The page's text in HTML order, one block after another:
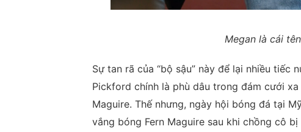
Megan là cái
Sự tan rã của “bộ sậu” này để lại nhiều
Pickford chính là phù dâu trong đám cưới
Maguire. Thế nhưng, ngày hội bóng đá tại
vắng bóng Fern Maguire sau khi chồng cô